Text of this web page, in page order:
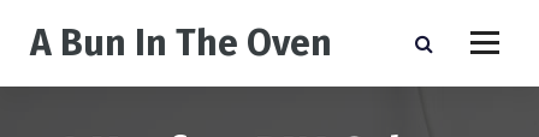
p
A Bun In The Oven